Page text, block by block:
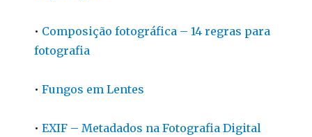
• Composição fotográfica – 14 regras para
fotografia
•Fungos em Lentes
•EXIF – Metadados na Fotografia Digital